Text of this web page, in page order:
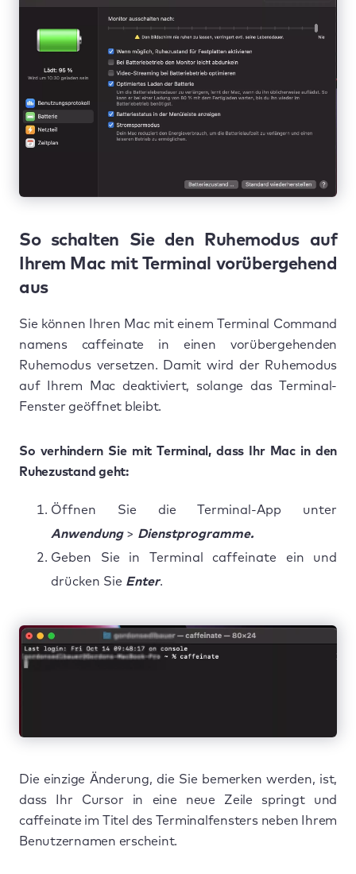
So schalten Sie den Ruhemodus auf
Ihrem Mac mit Terminal vorübergehend
aus
Sie können Ihren Mac mit einem Terminal Command
namens caffeinate in einen vorübergehenden
Ruhemodus versetzen. Damit wird der Ruhemodus
auf Ihrem Mac deaktiviert, solange das Terminal-
Fenster geöffnet bleibt.
So verhindern Sie mit Terminal, dass Ihr Mac in den
Ruhezustand geht:
Öffnen Sie die Terminal-App unter
Anwendung > Dienstprogramme.
Geben Sie in Terminal caffeinate ein und
drücken Sie Enter.
Die einzige Änderung, die Sie bemerken werden, ist,
dass Ihr Cursor in eine neue Zeile springt und
caffeinate im Titel des Terminalfensters neben Ihrem
Benutzernamen erscheint.